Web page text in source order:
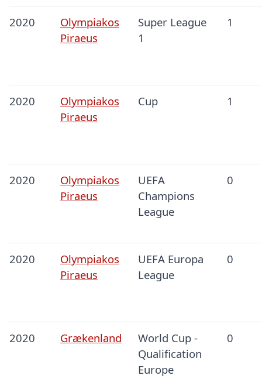
2020
Olympiakos
Piraeus
Super League
1
1
2020
Olympiakos
Piraeus
Cup 1
2020
Olympiakos
Piraeus
UEFA
Champions
League
0
2020
Olympiakos
Piraeus
UEFA Europa
League
0
2020 Grækenland
World Cup -
Qualification
Europe
0